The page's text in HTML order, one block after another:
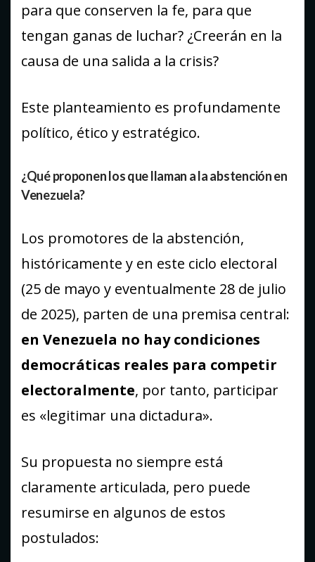
para que conserven la fe, para que
tengan ganas de luchar? ¿Creerán en la
causa de una salida a la crisis?
Este planteamiento es profundamente
político, ético y estratégico.
¿Qué proponen los que llaman a la abstención en
Venezuela?
Los promotores de la abstención,
históricamente y en este ciclo electoral
(25 de mayo y eventualmente 28 de julio
de 2025), parten de una premisa central:
en Venezuela no hay condiciones
democráticas reales para competir
electoralmente, por tanto, participar
es «legitimar una dictadura».
Su propuesta no siempre está
claramente articulada, pero puede
resumirse en algunos de estos
postulados: